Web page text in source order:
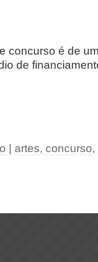
concurso é de
de
artes, concurso,